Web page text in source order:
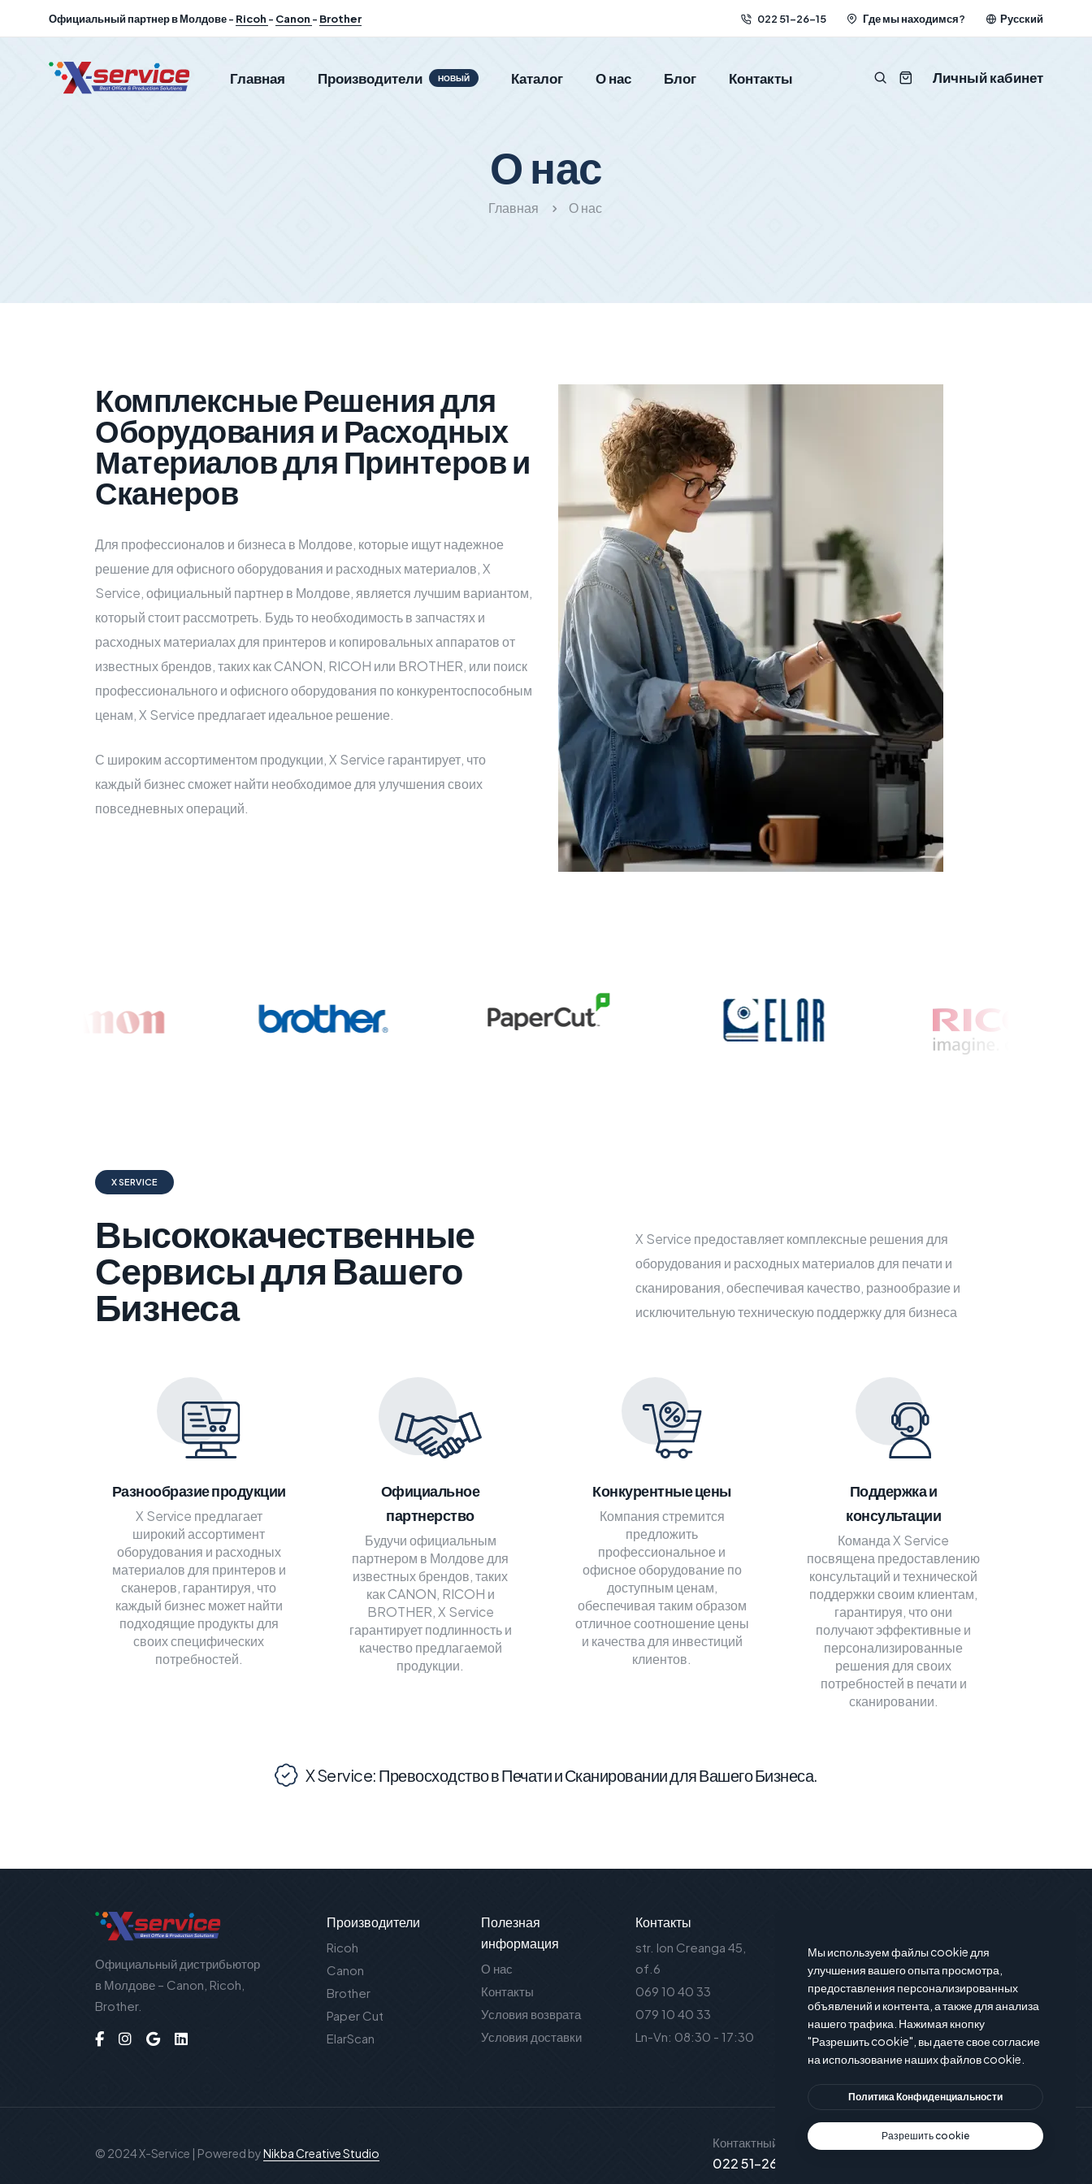
Официальный партнер в Молдове - Ricoh - Canon - Brother 022 51-26-15 Где мы находимся? Русский
Главная Производители НОВЫЙ Каталог О нас Блог Контакты Личный кабинет
О нас
Главная О нас
Комплексные Решения для
Оборудования и Расходных
Материалов для Принтеров и
Сканеров
Для профессионалов и бизнеса в Молдове, которые ищут надежное
решение для офисного оборудования и расходных материалов, X
Service, официальный партнер в Молдове, является лучшим вариантом,
который стоит рассмотреть. Будь то необходимость в запчастях и
расходных материалах для принтеров и копировальных аппаратов от
известных брендов, таких как CANON, RICOH или BROTHER, или поиск
профессионального и офисного оборудования по конкурентоспособным
ценам, X Service предлагает идеальное решение.
С широким ассортиментом продукции, X Service гарантирует, что
каждый бизнес сможет найти необходимое для улучшения своих
повседневных операций.
X SERVICE
Высококачественные
Сервисы для Вашего
Бизнеса
X Service предоставляет комплексные решения для
оборудования и расходных материалов для печати и
сканирования, обеспечивая качество, разнообразие и
исключительную техническую поддержку для бизнеса
Разнообразие продукции
X Service предлагает
широкий ассортимент
оборудования и расходных
материалов для принтеров и
сканеров, гарантируя, что
каждый бизнес может найти
подходящие продукты для
своих специфических
потребностей.
Официальное
партнерство
Будучи официальным
партнером в Молдове для
известных брендов, таких
как CANON, RICOH и
BROTHER, X Service
гарантирует подлинность и
качество предлагаемой
продукции.
Конкурентные цены
Компания стремится
предложить
профессиональное и
офисное оборудование по
доступным ценам,
обеспечивая таким образом
отличное соотношение цены
и качества для инвестиций
клиентов.
Поддержка и
консультации
Команда X Service
посвящена предоставлению
консультаций и технической
поддержки своим клиентам,
гарантируя, что они
получают эффективные и
персонализированные
решения для своих
потребностей в печати и
сканировании.
X Service: Превосходство в Печати и Сканировании для Вашего Бизнеса.
Официальный дистрибьютор
в Молдове – Canon, Ricoh,
Brother.
Производители
Ricoh
Canon
Brother
Paper Cut
ElarScan
Полезная
информация
О нас
Контакты
Условия возврата
Условия доставки
Контакты
str. Ion Creanga 45,
of.6
069 10 40 33
079 10 40 33
Ln-Vn: 08:30 - 17:30
Подпишитесь на нашу рассылку и
вы будете в курсе последние
новости и предложения.
© 2024 X-Service | Powered byNikba Creative Studio
Контактный телефон
022 51-26-15
Служба поддержки
Мы используем файлы cookie для
улучшения вашего опыта просмотра,
предоставления персонализированных
объявлений и контента, а также для анализа
нашего трафика. Нажимая кнопку
"Разрешить cookie", вы даете свое согласие
на использование наших файлов cookie.
Политика Конфиденциальности
Разрешить cookie